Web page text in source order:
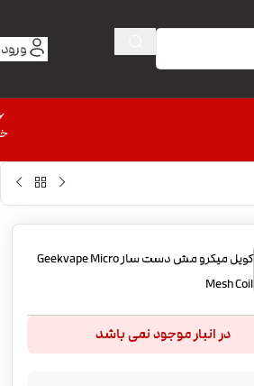
کویل میکرو مش دست ساز Geekvape Micro
Mesh Coil
در انبار موجود نمی باشد